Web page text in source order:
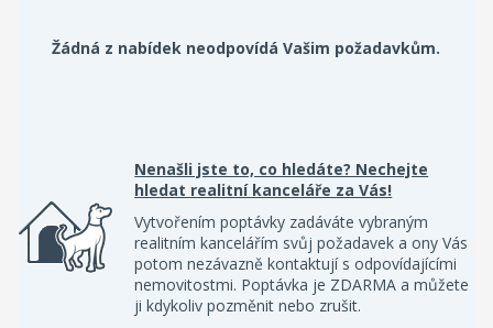
Žádná z nabídek neodpovídá Vašim požadavkům.
Nenašli jste to, co hledáte? Nechejte
hledat realitní kanceláře za Vás!
Vytvořením poptávky zadáváte vybraným
realitním kancelářím svůj požadavek a ony Vás
potom nezávazně kontaktují s odpovídajícími
nemovitostmi. Poptávka je ZDARMA a můžete
ji kdykoliv pozměnit nebo zrušit.